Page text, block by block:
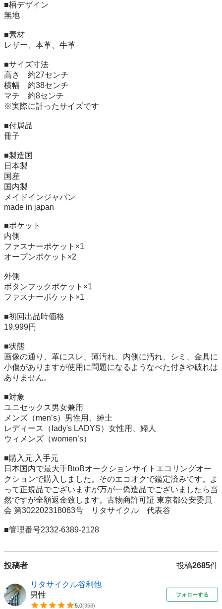
■柄デザイン
無地
■素材
レザー、本革、牛革
■サイズ寸法
高さ　約27センチ
横幅　約38センチ
マチ　約8センチ
※実際に計ったサイズです
■付属品
冊子
■製造国
日本製
国産
国内製
メイドインジャパン
made in japan
■ポケット
内側
ファスナーポケット×1
オープンポケット×2
外側
ボタンフックポケット×1
ファスナーポケット×1
■初回出品時価格
19,999円
■状態
画像の通り、革にスレ、薄汚れ、内側に汚れ、シミ、金具に
小傷がありますが使用に問題になるようなべた付きや破れは
ありません。
■対象
ユニセックス男女兼用
メンズ（men’s）男性用、紳士
レディース（lady's LADYS）女性用、婦人
ウィメンズ（women’s）
■購入元.入手元
日本国内で最大手BtoBオークションサイトエコリングオー
クションで購入しました。そのエコオクで鑑定済みです。よ
って正規品でございますが万が一偽造品でございましたら当
然ですが全額返金致します。古物商許可証 東京都公安委員
会 第302202318063号　リタサイクル　代表谷
■管理番号2332-6389-2128
投稿者 投稿2685件
リタサイクル谷利他
男性
5.0(358)
フォローする